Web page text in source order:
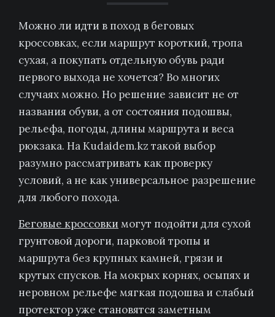
Можно ли идти в поход в беговых
кроссовках, если маршрут короткий, тропа
сухая, а покупать отдельную обувь ради
первого выхода не хочется? Во многих
случаях можно. Но решение зависит не от
названия обуви, а от состояния подошвы,
рельефа, погоды, длины маршрута и веса
рюкзака. На Kudaidem.kz такой выбор
разумно рассматривать как проверку
условий, а не как универсальное разрешение
для любого похода.
Беговые кроссовки могут подойти для сухой
грунтовой дороги, парковой тропы и
маршрута без крупных камней, грязи и
крутых спусков. На мокрых корнях, осыпях и
неровном рельефе мягкая подошва и слабый
протектор уже становятся заметным